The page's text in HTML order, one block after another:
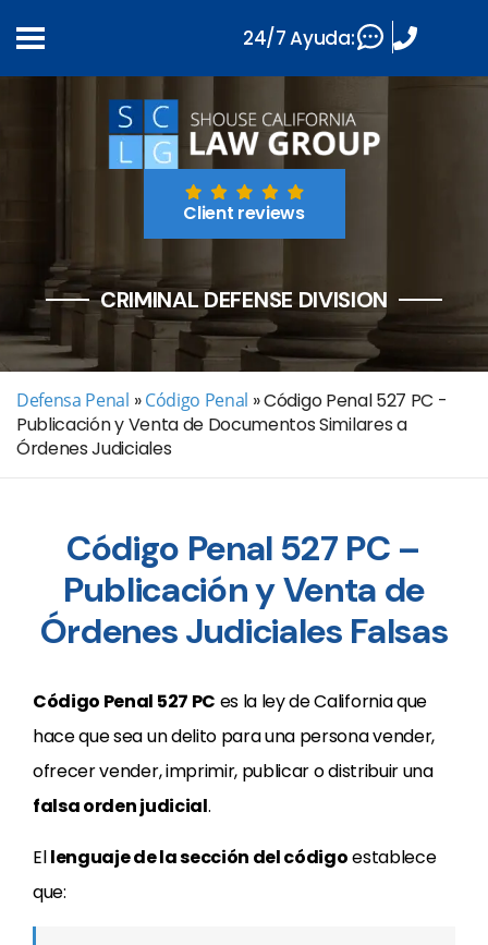
Client reviews
CRIMINAL DEFENSE DIVISION
Defensa Penal » Código Penal »Código Penal 527 PC -
Publicación y Venta de Documentos Similares a
Órdenes Judiciales
Código Penal 527 PC –
Publicación y Venta de
Órdenes Judiciales Falsas
Código Penal 527 PC es la ley de California que
hace que sea un delito para una persona vender,
ofrecer vender, imprimir, publicar o distribuir una
falsa orden judicial.
Ellenguaje de la sección del códigoestablece
que:
24/7 Ayuda: